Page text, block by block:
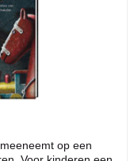
op een